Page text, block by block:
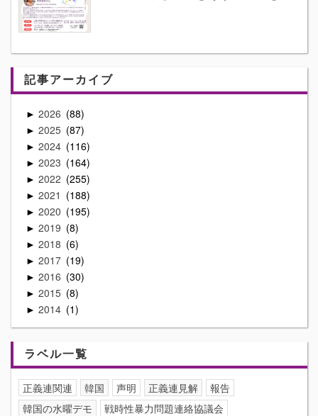
記事アーカイブ
► 2026 88
► 2025 87
► 2024 116
► 2023 164
► 2022 255
► 2021 188
► 2020 195
► 2019 8
► 2018 6
► 2017 19
► 2016 30
► 2015 8
► 2014 1
ラベル一覧
正義連関連 韓国 声明 正義連見解
報告
韓国の水曜デモ
戦時性暴力問題連絡協議会